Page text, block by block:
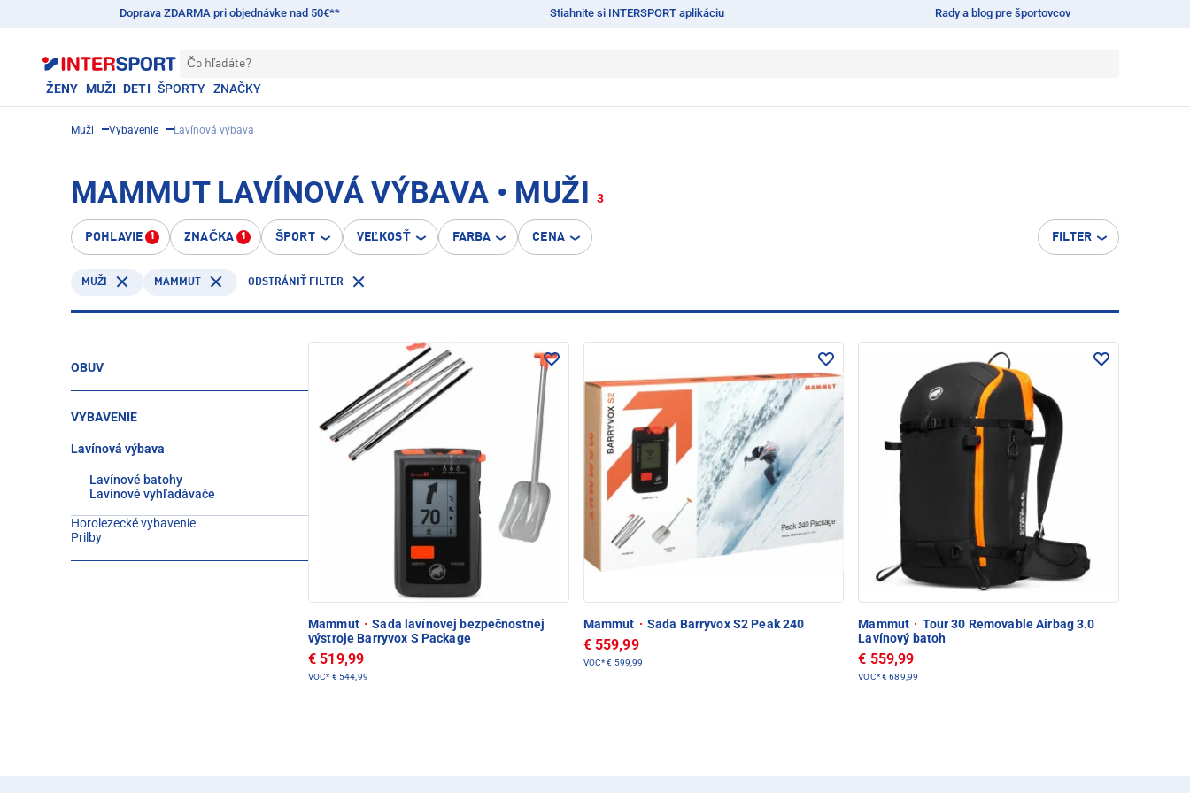
Doprava ZDARMA pri objednávke nad 50€** Stiahnite si INTERSPORT aplikáciu Rady a blog pre športovcov
Čo hľadáte?
ŽENY MUŽI DETI ŠPORTY ZNAČKY
Muži Vybavenie Lavínová výbava
MAMMUT LAVÍNOVÁ VÝBAVA • MUŽI 3
POHLAVIE 1 ZNAČKA 1 ŠPORT VEĽKOSŤ FARBA CENA FILTER
MUŽI MAMMUT ODSTRÁNIŤ FILTER
OBUV
VYBAVENIE
Lavínová výbava
Lavínové batohy
Lavínové vyhľadávače
Horolezecké vybavenie
Prilby
Mammut · Sada lavínovej bezpečnostnej
výstroje Barryvox S Package
€ 519,99
VOC* € 544,99
Mammut · Sada Barryvox S2 Peak 240
€ 559,99
VOC*€ 599,99
Mammut · Tour 30 Removable Airbag 3.0
Lavínový batoh
€ 559,99
VOC*€ 689,99